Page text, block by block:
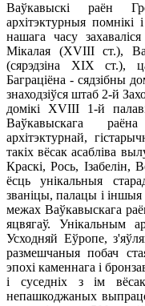
Ваўкавыскі раён
архітэктурныя
нашага часу
Мікалая (XVIII ст.),
(сярэдзіна XIX ст.),
Баграціёна - сядзібны
знаходзіўся штаб 2-й
домікі XVIII 1-й
Ваўкавыскага
архітэктурнай,
такіх вёсак асабліва
Краскі, Рось, Ізабелін,
ёсць унікальныя
званіцы, палацы і іншыя
межах Ваўкавыскага
яцвягаў. Унікальным
Усходняй Еўропе,
размешчаныя побач
эпохі каменнага і
і суседніх з ім
непашкоджаных